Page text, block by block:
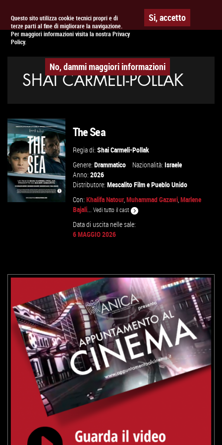
Questo sito utilizza cookie tecnici propri e di
terze parti al fine di migliorare la navigazione.
Per maggiori informazioni visita la nostra Privacy
Policy.
Si, accetto
No, dammi maggiori informazioni
APPUNTAMENTO AL CINEMA
SHAI CARMELI-POLLAK
The Sea
Regia di:Shai Carmeli-Pollak
Genere:Drammatico Nazionalità:Israele
Anno:2026
Distributore:Mescalito FilmePueblo Unido
Con:Khalifa Natour,Muhammad Gazawi,Marlene
Bajali...Vedi tutto il cast
Data di uscita nelle sale:
6 MAGGIO 2026